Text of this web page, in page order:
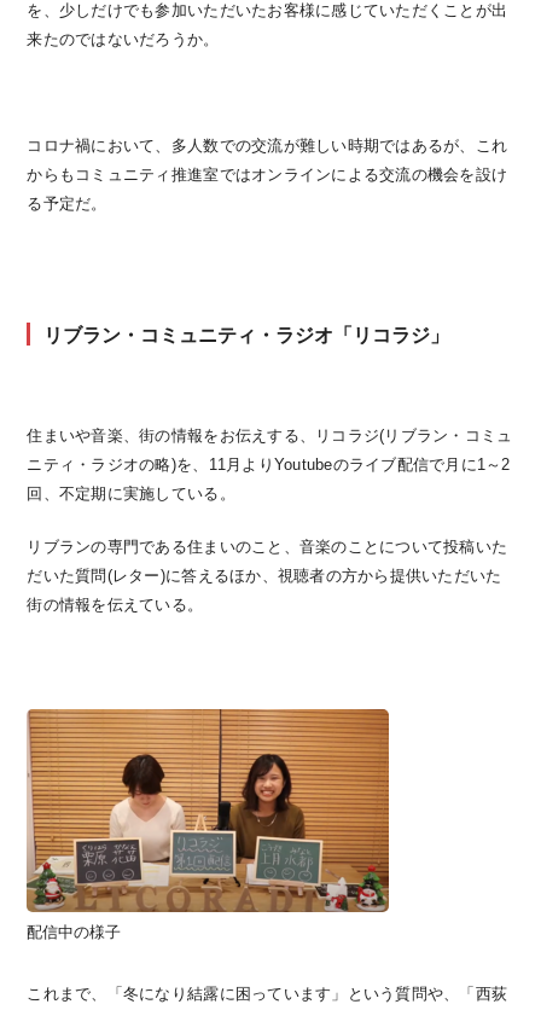
を、少しだけでも参加いただいたお客様に感じていただくことが出
来たのではないだろうか。
コロナ禍において、多人数での交流が難しい時期ではあるが、これ
からもコミュニティ推進室ではオンラインによる交流の機会を設け
る予定だ。
リブラン・コミュニティ・ラジオ「リコラジ」
住まいや音楽、街の情報をお伝えする、リコラジ(リブラン・コミュ
ニティ・ラジオの略)を、11月よりYoutubeのライブ配信で月に1～2
回、不定期に実施している。
リブランの専門である住まいのこと、音楽のことについて投稿いた
だいた質問(レター)に答えるほか、視聴者の方から提供いただいた
街の情報を伝えている。
配信中の様子
これまで、「冬になり結露に困っています」という質問や、「西荻